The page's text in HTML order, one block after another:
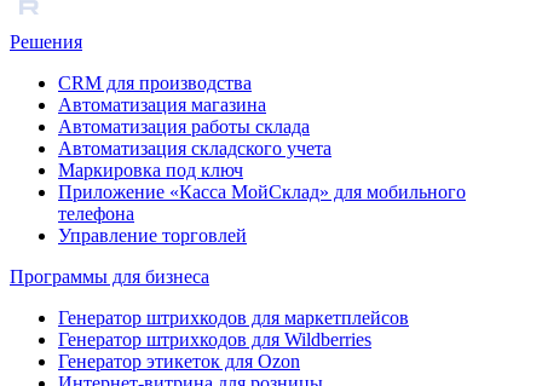
Решения
CRM для производства
Автоматизация магазина
Автоматизация работы склада
Автоматизация складского учета
Маркировка под ключ
Приложение «Касса МойСклад» для мобильного
телефона
Управление торговлей
Программы для бизнеса
Генератор штрихкодов для маркетплейсов
Генератор штрихкодов для Wildberries
Генератор этикеток для Ozon